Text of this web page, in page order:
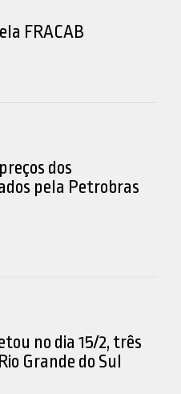
FRACAB
dos
pela Petrobras
no dia 15/2, três
Grande do Sul